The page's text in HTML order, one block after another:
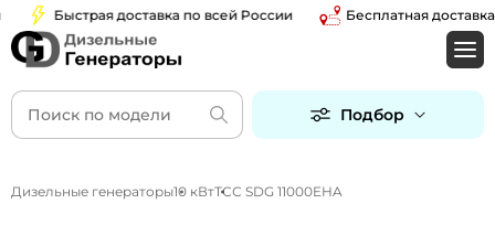
Быстрая доставка по всей России Бесплатная доставка
Подбор
Дизельные генераторы10 кВтТСС SDG 11000EHA